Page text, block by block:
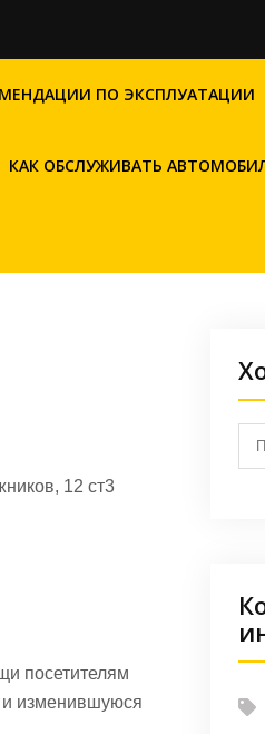
ПО ЭКСПЛУАТАЦИИ
КАК ОБСЛУЖИВАТЬ
12 ст3
посетителям
и изменившуюся